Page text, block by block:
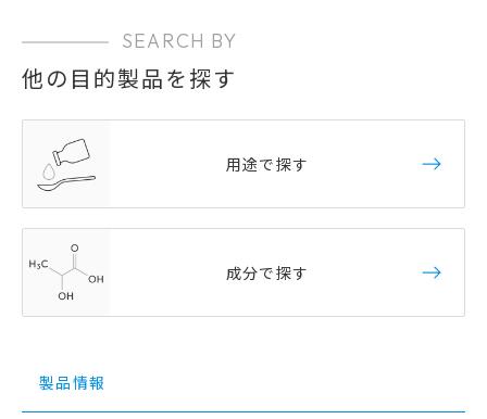
SEARCH BY
他の目的製品を探す
用途で探す
成分で探す
製品情報